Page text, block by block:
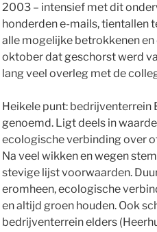
2003 – intensief met dit
honderden e-mails, tientallen
alle mogelijke betrokkenen en
oktober dat geschorst werd
lang veel overleg met de
Heikele punt:
genoemd. Ligt deels in
ecologische verbinding over
Na veel wikken en wegen
stevige lijst voorwaarden.
eromheen, ecologische
en altijd groen houden. Ook
bedrijventerrein elders